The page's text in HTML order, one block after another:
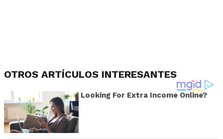
OTROS ARTÍCULOS INTERESANTES
Looking For Extra Income Online?